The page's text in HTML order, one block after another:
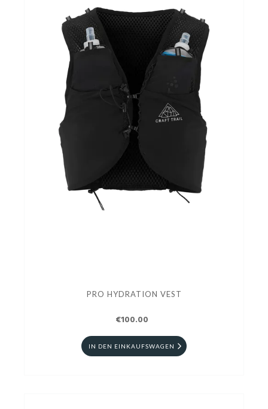
PRO HYDRATION VEST
€100.00
IN DEN EINKAUFSWAGEN